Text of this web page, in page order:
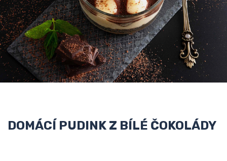
DOMÁCÍ PUDINK Z BÍLÉ ČOKOLÁDY